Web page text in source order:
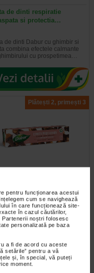
pentru funcționarea acestui
cum se navighează
în care funcționează site-
în cazul căutărilor,
noștri folosesc
personalizată pe baza
a fi de acord cu aceste
setările” pentru a vă
și, în special, vă puteți
moment.
de dinti respiratie
si protectia…
de dinti Dabur cu ghimbir si
combina efectele calmante
cu prospetimea…
Plătești 2, primești 3
de dinti Dabur cu cuisoare
in special pentru
sensibile. Cuisoarele sunt…
Plătești 2, primești 3